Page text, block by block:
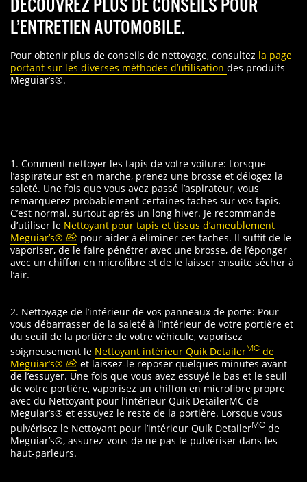
DÉCOUVREZ PLUS DE CONSEILS POUR
L’ENTRETIEN AUTOMOBILE.
Pour obtenir plus de conseils de nettoyage, consultez la page
portant sur les diverses méthodes d’utilisation des produits
Meguiar’s®.
1. Comment nettoyer les tapis de votre voiture: Lorsque
l’aspirateur est en marche, prenez une brosse et délogez la
saleté. Une fois que vous avez passé l’aspirateur, vous
remarquerez probablement certaines taches sur vos tapis.
C’est normal, surtout après un long hiver. Je recommande
d’utiliser le Nettoyant pour tapis et tissus d’ameublement
Meguiar’s®
pour aider à éliminer ces taches. Il suffit de le
vaporiser, de le faire pénétrer avec une brosse, de l’éponger
avec un chiffon en microfibre et de le laisser ensuite sécher à
l’air.
2. Nettoyage de l’intérieur de vos panneaux de porte: Pour
vous débarrasser de la saleté à l’intérieur de votre portière et
du seuil de la portière de votre véhicule, vaporisez
soigneusement le Nettoyant intérieur Quik DetailerMC de
Meguiar’s®
et laissez-le reposer quelques minutes avant
de l’essuyer. Une fois que vous avez essuyé le bas et le seuil
de votre portière, vaporisez un chiffon en microfibre propre
avec du Nettoyant pour l’intérieur Quik DetailerMC de
Meguiar’s® et essuyez le reste de la portière. Lorsque vous
pulvérisez le Nettoyant pour l’intérieur Quik DetailerMC de
Meguiar’s®, assurez-vous de ne pas le pulvériser dans les
haut-parleurs.